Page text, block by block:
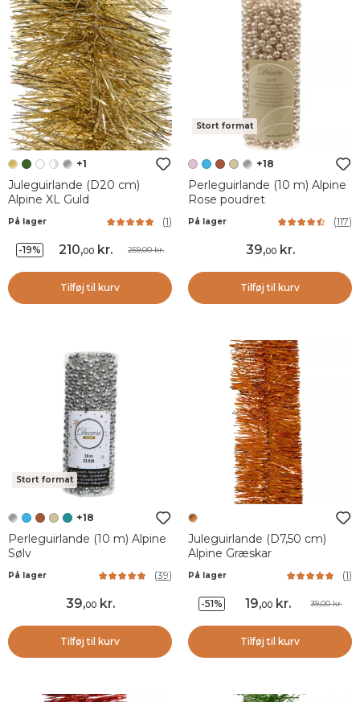
+1
Juleguirlande (D20 cm)
Alpine XL Guld
På lager (1)
-19% 210,00kr. 259,00 kr.
Tilføj til kurv
Stort format
+18
Perleguirlande (10 m) Alpine
Rose poudret
På lager (117)
39,00kr.
Tilføj til kurv
Stort format
+18
Perleguirlande (10 m) Alpine
Sølv
På lager (39)
39,00kr.
Tilføj til kurv
Juleguirlande (D7,50 cm)
Alpine Græskar
På lager (1)
-51% 19,00kr. 39,00 kr.
Tilføj til kurv